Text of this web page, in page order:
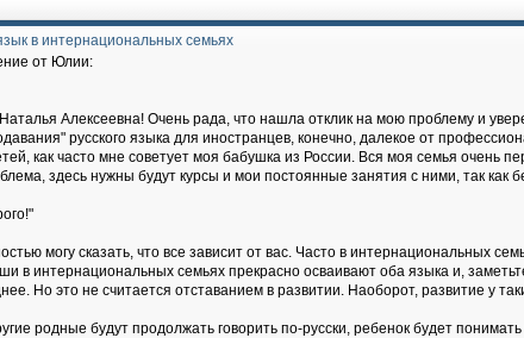
в интернациональных семьях
от Юлии:
Алексеевна! Очень рада, что нашла отклик на мою проблему и
русского языка для иностранцев, конечно, далекое от
как часто мне советует моя бабушка из России. Вся моя семья очень
здесь нужны будут курсы и мои постоянные занятия с ними, так как
могу сказать, что все зависит от вас. Часто в интернациональных
в интернациональных семьях прекрасно осваивают оба языка и,
Но это не считается отставанием в развитии. Наоборот, развитие у
родные будут продолжать говорить по-русски, ребенок будет